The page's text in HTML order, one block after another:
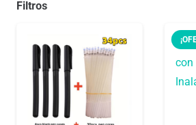
Filtros